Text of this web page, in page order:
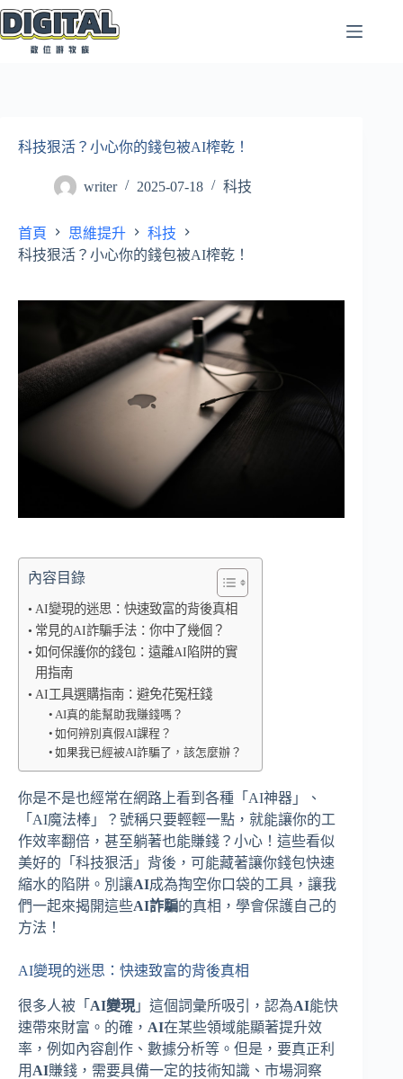
跳
至
科技狠活？小心你的錢包被AI榨乾！
writer 2025-07-18 科技
首頁 思維提升
科技
科技狠活？小心你的錢包被AI榨乾！
內容目錄
AI變現的迷思：快速致富的背後真相
常見的AI詐騙手法：你中了幾個？
如何保護你的錢包：遠離AI陷阱的實
用指南
AI工具選購指南：避免花冤枉錢
AI真的能幫助我賺錢嗎？
如何辨別真假AI課程？
如果我已經被AI詐騙了，該怎麼辦？
你是不是也經常在網路上看到各種「AI神器」、
「AI魔法棒」？號稱只要輕輕一點，就能讓你的工
作效率翻倍，甚至躺著也能賺錢？小心！這些看似
美好的「科技狠活」背後，可能藏著讓你錢包快速
縮水的陷阱。別讓AI成為掏空你口袋的工具，讓我
們一起來揭開這些AI詐騙的真相，學會保護自己的
方法！
AI變現的迷思：快速致富的背後真相
很多人被「 AI變現 」這個詞彙所吸引，認為AI能快
速帶來財富。的確， AI在某些領域能顯著提升效
率，例如內容創作、數據分析等。但是，要真正利
用 AI賺錢，需要具備一定的技術知識、市場洞察